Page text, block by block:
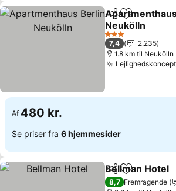
Del Føj til
Neukölln
3 Stjerner
7,4
2.235
1.8 km til Neukölln
Af 480 kr.
Se priser fra 6 hjemmesider
Del Føj til
Bellman Hotel
8,7 Fremragende